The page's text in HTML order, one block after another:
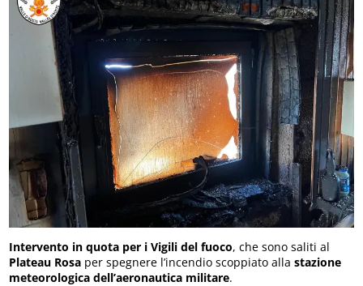
Intervento in quota per i Vigili del fuoco, che sono saliti al
Plateau Rosa per spegnere l’incendio scoppiato allastazione
meteorologica dell’aeronautica militare.